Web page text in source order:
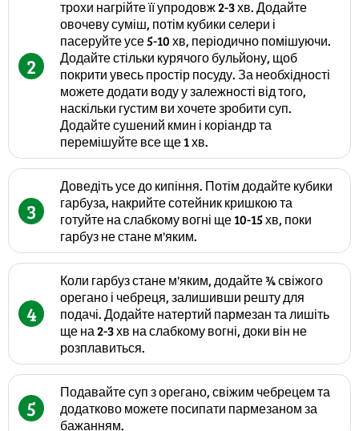
2
трохи нагрійте її упродовж 2-3 хв. Додайте
овочеву суміш, потім кубики селери і
пасеруйте усе 5-10 хв, періодично помішуючи.
Додайте стільки курячого бульйону, щоб
покрити увесь простір посуду. За необхідності
можете додати воду у залежності від того,
наскільки густим ви хочете зробити суп.
Додайте сушений кмин і коріандр та
перемішуйте все ще 1 хв.
3
Доведіть усе до кипіння. Потім додайте кубики
гарбуза, накрийте сотейник кришкою та
готуйте на слабкому вогні ще 10-15 хв, поки
гарбуз не стане м'яким.
4
Коли гарбуз стане м'яким, додайте ¾ свіжого
орегано і чебреця, залишивши решту для
подачі. Додайте натертий пармезан та лишіть
ще на 2-3 хв на слабкому вогні, доки він не
розплавиться.
5
Подавайте суп з орегано, свіжим чебрецем та
додатково можете посипати пармезаном за
бажанням.